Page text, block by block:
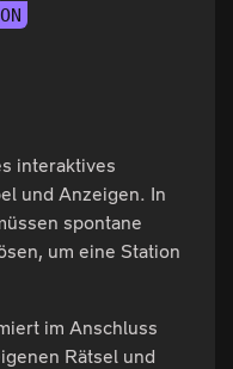
interaktives
und Anzeigen. In
spontane
um eine Station
im Anschluss
Rätsel und